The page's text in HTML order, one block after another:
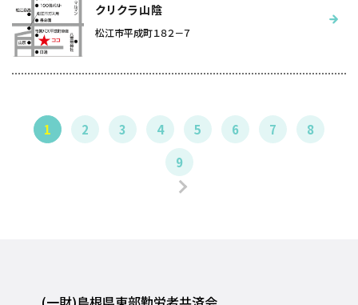
クリクラ山陰
松江市平成町１８２－７
1 2 3 4 5 6 7
8
9